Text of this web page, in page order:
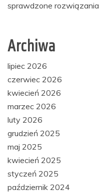
sprawdzone rozwiązania
Archiwa
lipiec 2026
czerwiec 2026
kwiecień 2026
marzec 2026
luty 2026
grudzień 2025
maj 2025
kwiecień 2025
styczeń 2025
październik 2024